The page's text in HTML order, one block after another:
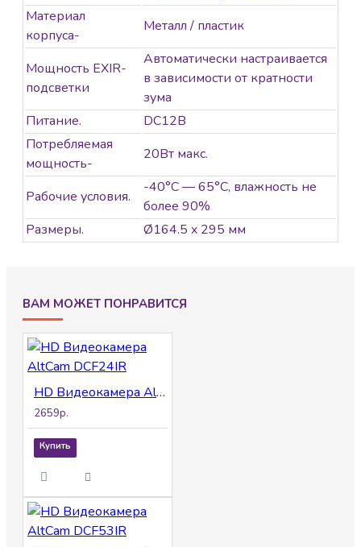
Материал
корпуса-
Металл / пластик
Мощность EXIR-
подсветки
Автоматически настраивается
в зависимости от кратности
зума
Питание.
DC12В
Потребляемая
мощность-
20Вт макс.
Рабочие условия.
-40°С — 65°С, влажность не
более 90%
Размеры.
Ø164.5 x 295 мм
ВАМ МОЖЕТ ПОНРАВИТСЯ
HD Видеокамера AltCam DCF24IR
2659р.
Купить